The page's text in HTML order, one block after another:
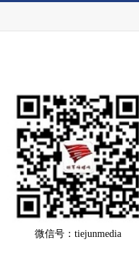
微信号：tiejunmedia